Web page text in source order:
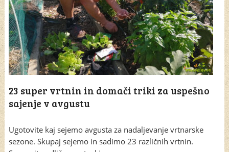
23 super vrtnin in domači triki za uspešno
sajenje v avgustu
Ugotovite kaj sejemo avgusta za nadaljevanje vrtnarske
sezone. Skupaj sejemo in sadimo 23 različnih vrtnin.